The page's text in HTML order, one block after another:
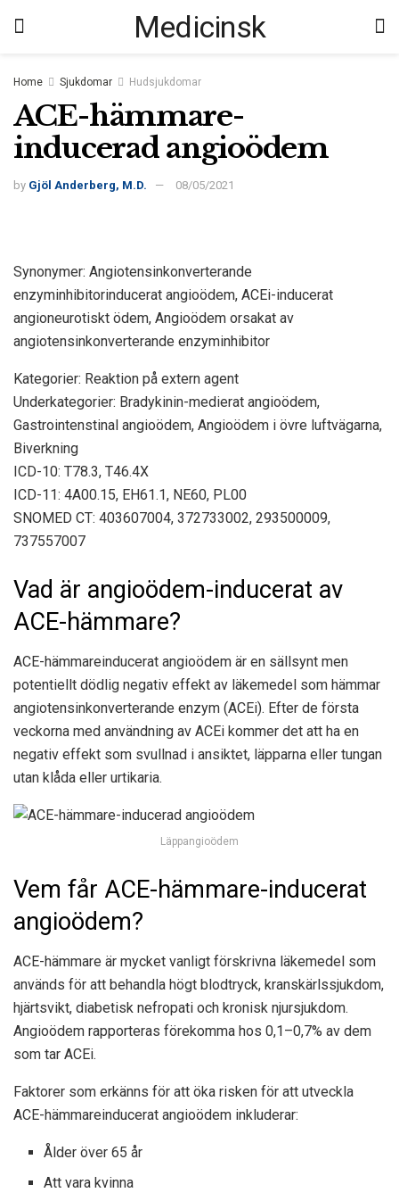
Medicinsk
Home Sjukdomar Hudsjukdomar
ACE-hämmare-
inducerad angioödem
by Gjöl Anderberg, M.D. 08/05/2021
Synonymer: Angiotensinkonverterande
enzyminhibitorinducerat angioödem, ACEi-inducerat
angioneurotiskt ödem, Angioödem orsakat av
angiotensinkonverterande enzyminhibitor
Kategorier: Reaktion på extern agent
Underkategorier: Bradykinin-medierat angioödem,
Gastrointenstinal angioödem, Angioödem i övre luftvägarna,
Biverkning
ICD-10: T78.3, T46.4X
ICD-11: 4A00.15, EH61.1, NE60, PL00
SNOMED CT: 403607004, 372733002, 293500009,
737557007
Vad är angioödem-inducerat av
ACE-hämmare?
ACE-hämmareinducerat angioödem är en sällsynt men
potentiellt dödlig negativ effekt av läkemedel som hämmar
angiotensinkonverterande enzym (ACEi). Efter de första
veckorna med användning av ACEi kommer det att ha en
negativ effekt som svullnad i ansiktet, läpparna eller tungan
utan klåda eller urtikaria.
Läppangioödem
Vem får ACE-hämmare-inducerat
angioödem?
ACE-hämmare är mycket vanligt förskrivna läkemedel som
används för att behandla högt blodtryck, kranskärlssjukdom,
hjärtsvikt, diabetisk nefropati och kronisk njursjukdom.
Angioödem rapporteras förekomma hos 0,1–0,7% av dem
som tar ACEi.
Faktorer som erkänns för att öka risken för att utveckla
ACE-hämmareinducerat angioödem inkluderar:
Ålder över 65 år
Att vara kvinna